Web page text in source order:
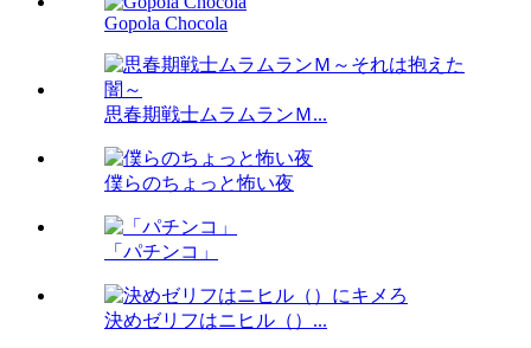
Gopola Chocola
思春期戦士ムラムランＭ...
僕らのちょっと怖い夜
「パチンコ」
決めゼリフはニヒル（）...